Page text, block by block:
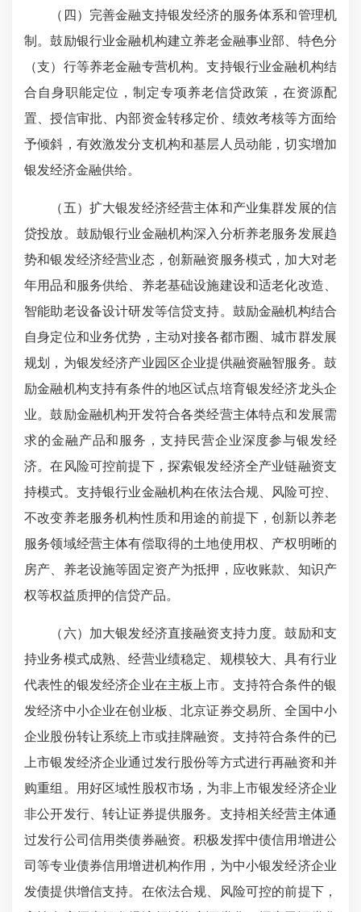
（四）完善金融支持银发经济的服务体系和管理机
制。鼓励银行业金融机构建立养老金融事业部、特色分
（支）行等养老金融专营机构。支持银行业金融机构结
合自身职能定位，制定专项养老信贷政策，在资源配
置、授信审批、内部资金转移定价、绩效考核等方面给
予倾斜，有效激发分支机构和基层人员动能，切实增加
银发经济金融供给。
（五）扩大银发经济经营主体和产业集群发展的信
贷投放。鼓励银行业金融机构深入分析养老服务发展趋
势和银发经济经营业态，创新融资服务模式，加大对老
年用品和服务供给、养老基础设施建设和适老化改造、
智能助老设备设计研发等信贷支持。鼓励金融机构结合
自身定位和业务优势，主动对接各都市圈、城市群发展
规划，为银发经济产业园区企业提供融资融智服务。鼓
励金融机构支持有条件的地区试点培育银发经济龙头企
业。鼓励金融机构开发符合各类经营主体特点和发展需
求的金融产品和服务，支持民营企业深度参与银发经
济。在风险可控前提下，探索银发经济全产业链融资支
持模式。支持银行业金融机构在依法合规、风险可控、
不改变养老服务机构性质和用途的前提下，创新以养老
服务领域经营主体有偿取得的土地使用权、产权明晰的
房产、养老设施等固定资产为抵押，应收账款、知识产
权等权益质押的信贷产品。
（六）加大银发经济直接融资支持力度。鼓励和支
持业务模式成熟、经营业绩稳定、规模较大、具有行业
代表性的银发经济企业在主板上市。支持符合条件的银
发经济中小企业在创业板、北京证券交易所、全国中小
企业股份转让系统上市或挂牌融资。支持符合条件的已
上市银发经济企业通过发行股份等方式进行再融资和并
购重组。用好区域性股权市场，为非上市银发经济企业
非公开发行、转让证券提供服务。支持相关经营主体通
过发行公司信用类债券融资。积极发挥中债信用增进公
司等专业债券信用增进机构作用，为中小银发经济企业
发债提供增信支持。在依法合规、风险可控的前提下，